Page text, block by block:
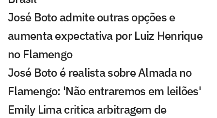
José Boto admite outras opções e
aumenta expectativa por Luiz Henrique
no Flamengo
José Boto é realista sobre Almada no
Flamengo: 'Não entraremos em leilões'
Emily Lima critica arbitragem de